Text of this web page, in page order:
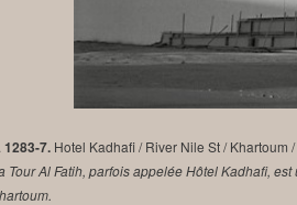
1283-7. Hotel Kadhafi / River Nile St / Khartoum
Tour Al Fatih, parfois appelée Hôtel Kadhafi,